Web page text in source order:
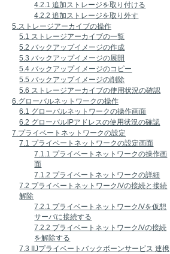
4.2.1 追加ストレージを取り付ける
4.2.2 追加ストレージを取り外す
5.ストレージアーカイブの操作
5.1 ストレージアーカイブの一覧
5.2 バックアップイメージの作成
5.3 バックアップイメージの展開
5.4 バックアップイメージのコピー
5.5 バックアップイメージの削除
5.6 ストレージアーカイブの使用状況の確認
6.グローバルネットワークの操作
6.1 グローバルネットワークの操作画面
6.2 グローバルIPアドレスの使用状況の確認
7.プライベートネットワークの設定
7.1 プライベートネットワークの設定画面
7.1.1 プライベートネットワークの操作画
面
7.1.2 プライベートネットワークの詳細
7.2 プライベートネットワーク/Vの接続と接続
解除
7.2.1 プライベートネットワーク/Vを仮想
サーバに接続する
7.2.2 プライベートネットワーク/Vの接続
を解除する
7.3 IIJプライベートバックボーンサービス 連携